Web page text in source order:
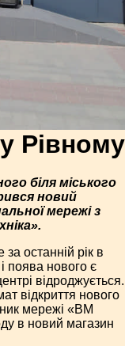
Рівному
біля міського
новий
мережі з
останній рік в
поява нового є
відроджується.
відкриття нового
мережі «ВМ
в новий магазин